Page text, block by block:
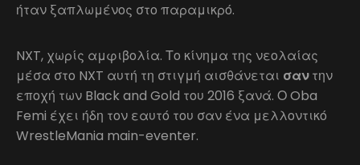
ήταν ξαπλωμένος στο παραμικρό.
NXT, χωρίς αμφιβολία. Το κίνημα της νεολαίας
μέσα στο NXT αυτή τη στιγμή αισθάνεται σαντην
εποχή των Black and Gold του 2016 ξανά. Ο Oba
Femi έχει ήδη τον εαυτό του σαν ένα μελλοντικό
WrestleMania main-eventer.